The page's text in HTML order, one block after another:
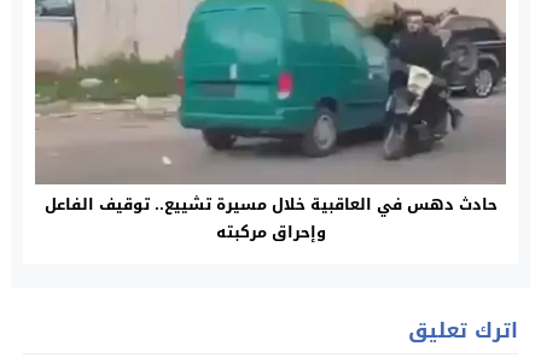
حادث دهس في العاقبية خلال مسيرة تشييع.. توقيف الفاعل
وإحراق مركبته
اترك تعليق